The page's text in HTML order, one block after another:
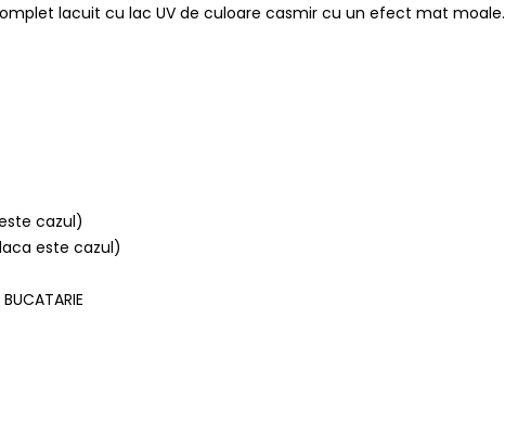
lacuit cu lac UV de culoare casmir cu un efect mat moale.
cazul)
este cazul)